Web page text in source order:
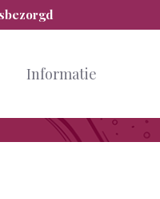
Informatie